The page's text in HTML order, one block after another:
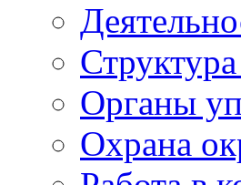
Органы
Охрана